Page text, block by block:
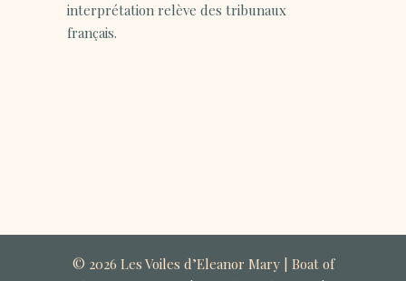
interprétation relève des tribunaux
français.
© 2026 Les Voiles d’Eleanor Mary | Boat of